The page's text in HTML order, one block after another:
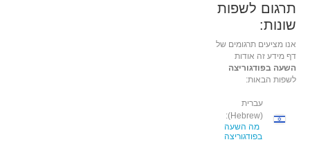
תרגום לשפות
שונות:
אנו מציעים תרגומים של
דף מידע זה אודות
השעה בפודגוריצה
לשפות הבאות:
עברית
(Hebrew):
מה השעה
בפודגוריצה